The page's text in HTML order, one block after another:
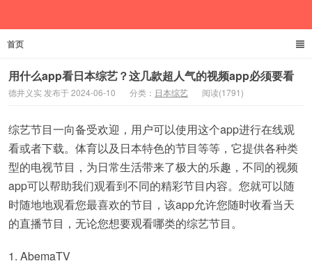
首页
用什么app看日本综艺？这几款超人气的视频app必须要看
德井义实 发布于 2024-06-10 分类： 日本综艺 阅读(1791)
综艺节目一向备受欢迎，用户可以使用这个app进行在线观
看或者下载。体育以及日本特色的节目等等，它提供各种类
型的电视节目，为日常生活带来了极大的乐趣，不同的视频
app可以帮助我们观看到不同的精彩节目内容。您就可以随
时随地地观看您最喜欢的节目，该app允许您随时收看当天
的直播节目，无论您想要观看哪类的综艺节目。
1. AbemaTV